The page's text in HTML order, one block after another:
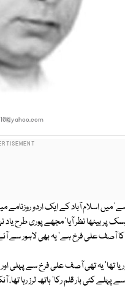
آباد کے ایک اردو روزنامے میں
ڈیسک پر بیٹھا نظر آیا' مجھے پوری
کا آصف علی فرخ ہے' یہ بھی لاہور سے
تھا' یہ تھی آصف علی فرخ سے پہلی
کئی بار قلم رکا' ہاتھ لرز رہا تھا،